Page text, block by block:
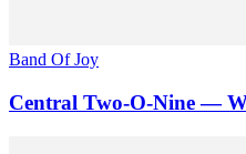
Band Of Joy
Central Two-O-Nine —